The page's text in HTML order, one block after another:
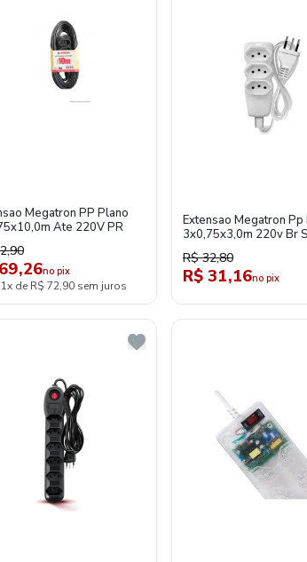
Megatron PP Plano
Ate 220V PR
no pix
de R$ 72,90 sem juros
Extensao Megatron Pp
3x0,75x3,0m 220v Br
Plastico
R$ 32,80
R$ 31,16no pix